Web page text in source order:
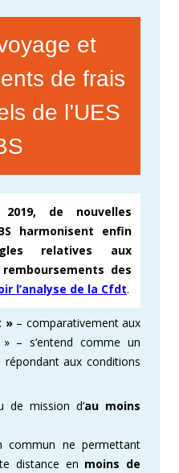
et
de frais
de l’UES
de nouvelles
harmonisent enfin
relatives aux
des
l’analyse de la Cfdt.
»– comparativement aux
» – s’entend comme un
aux conditions
de mission d’au moins
commun ne permettant
distance en moins de